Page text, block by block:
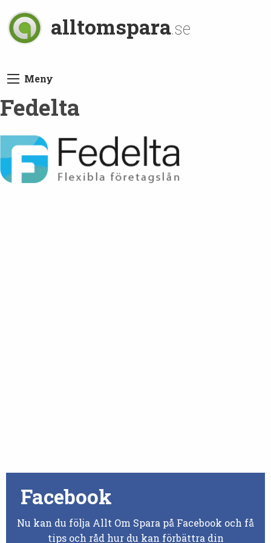
alltomspara.se
Meny
Fedelta
Facebook
Nu kan du följa Allt Om Spara på Facebook och få
tips och råd hur du kan förbättra din